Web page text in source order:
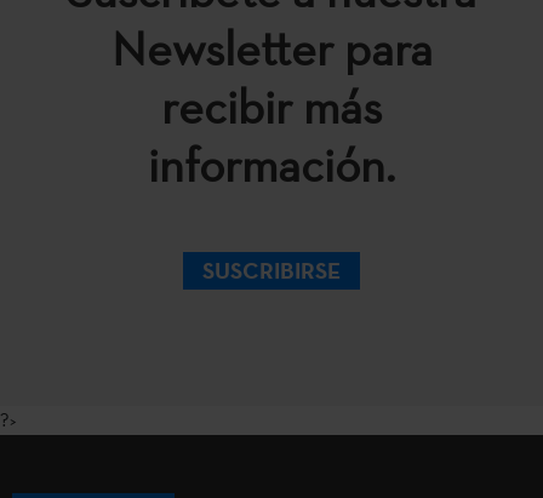
Newsletter para
recibir más
información.
SUSCRIBIRSE
?>